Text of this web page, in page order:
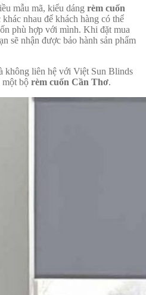
mẫu mã, kiểu dáng rèm cuốn
nhau để khách hàng có thể
phù hợp với mình. Khi đặt mua
sẽ nhận được bảo hành sản phẩm
không liên hệ với Việt Sun Blinds
một bộ rèm cuốn Cần Thơ.